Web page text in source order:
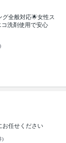
全般対応🌟女性ス
コ洗剤使用で安心
お任せください
)